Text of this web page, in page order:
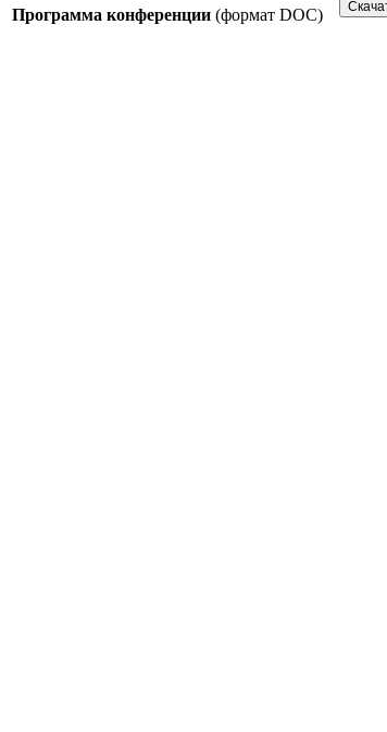
Программа конференции (формат DOC)